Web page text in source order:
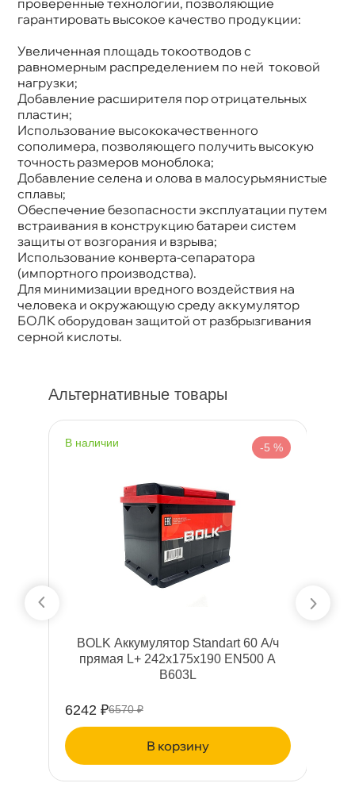
арантировать высокое качество продукции:
Увеличенная площадь токоотводов с
равномерным распределением по ней токовой
нагрузки;
Добавление расширителя пор отрицательных
пластин;
Использование высококачественного
сополимера, позволяющего получить высокую
точность размеров моноблока;
Добавление селена и олова в малосурьмянистые
сплавы;
Обеспечение безопасности эксплуатации путем
страивания в конструкцию батареи систем
защиты от возгорания и взрыва;
Использование конверта-сепаратора
(импортного производства).
Для минимизации вредного воздействия на
человека и окружающую среду аккумулятор
БОЛК оборудован защитой от разбрызгивания
серной кислоты.
Альтернативные товары
наличии -5 %
BOLK Аккумулятор Standart 60 А/ч
прямая L+ 242x175x190 EN500 А
B603L
6242 ₽6570 ₽
корзину